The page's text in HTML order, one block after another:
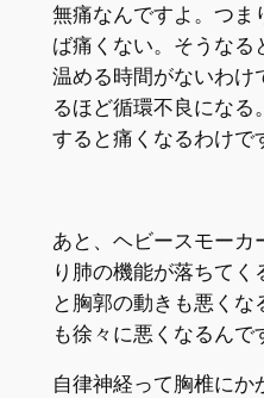
無痛なんですよ。つま
ば痛くない。そうなる
温める時間がないわけ
るほど循環不良になる
すると痛くなるわけで
あと、ヘビースモーカ
り肺の機能が落ちてく
と胸郭の動きも悪くな
も徐々に悪くなるんで
自律神経って胸椎に